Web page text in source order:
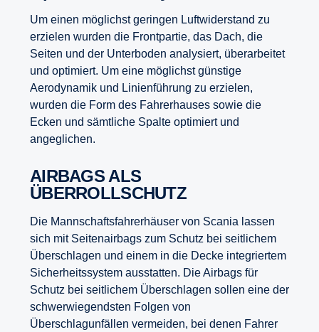
Um einen möglichst geringen Luftwiderstand zu
erzielen wurden die Frontpartie, das Dach, die
Seiten und der Unterboden analysiert, überarbeitet
und optimiert. Um eine möglichst günstige
Aerodynamik und Linienführung zu erzielen,
wurden die Form des Fahrerhauses sowie die
Ecken und sämtliche Spalte optimiert und
angeglichen.
AIRBAGS ALS
ÜBERROLLSCHUTZ
Die Mannschaftsfahrerhäuser von Scania lassen
sich mit Seitenairbags zum Schutz bei seitlichem
Überschlagen und einem in die Decke integriertem
Sicherheitssystem ausstatten. Die Airbags für
Schutz bei seitlichem Überschlagen sollen eine der
schwerwiegendsten Folgen von
Überschlagunfällen vermeiden, bei denen Fahrer